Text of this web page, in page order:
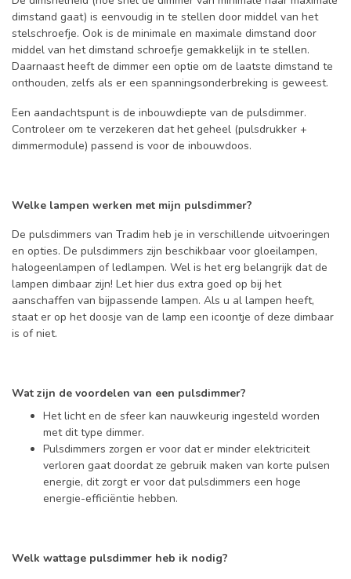
dimstand gaat) is eenvoudig in te stellen door middel van het
stelschroefje. Ook is de minimale en maximale dimstand door
middel van het dimstand schroefje gemakkelijk in te stellen.
Daarnaast heeft de dimmer een optie om de laatste dimstand te
onthouden, zelfs als er een spanningsonderbreking is geweest.
Een aandachtspunt is de inbouwdiepte van de pulsdimmer.
Controleer om te verzekeren dat het geheel (pulsdrukker +
dimmermodule) passend is voor de inbouwdoos.
Welke lampen werken met mijn pulsdimmer?
De pulsdimmers van Tradim heb je in verschillende uitvoeringen
en opties. De pulsdimmers zijn beschikbaar voor gloeilampen,
halogeenlampen of ledlampen. Wel is het erg belangrijk dat de
lampen dimbaar zijn! Let hier dus extra goed op bij het
aanschaffen van bijpassende lampen. Als u al lampen heeft,
staat er op het doosje van de lamp een icoontje of deze dimbaar
is of niet.
Wat zijn de voordelen van een pulsdimmer?
Het licht en de sfeer kan nauwkeurig ingesteld worden
met dit type dimmer.
Pulsdimmers zorgen er voor dat er minder elektriciteit
verloren gaat doordat ze gebruik maken van korte pulsen
energie, dit zorgt er voor dat pulsdimmers een hoge
energie-efficiëntie hebben.
Welk wattage pulsdimmer heb ik nodig?